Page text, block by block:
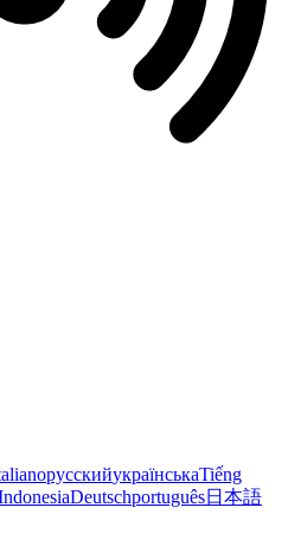
русскийукраїнськаTiếng
Deutschportuguês日本語